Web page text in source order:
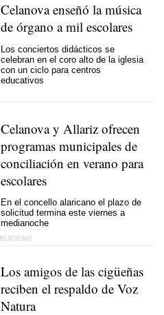
Celanova enseñó la música
de órgano a mil escolares
Los conciertos didácticos se
celebran en el coro alto de la iglesia
con un ciclo para centros
educativos
Celanova y Allariz ofrecen
programas municipales de
conciliación en verano para
escolares
En el concello alaricano el plazo de
solicitud termina este viernes a
medianoche
Los amigos de las cigüeñas
reciben el respaldo de Voz
Natura